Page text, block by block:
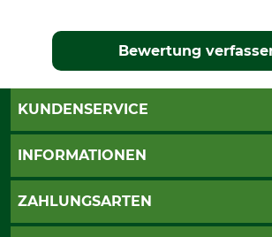
Bewertung
KUNDENSERVICE
Live-Shopping
INFORMATIONEN
AGB
ZAHLUNGSARTEN